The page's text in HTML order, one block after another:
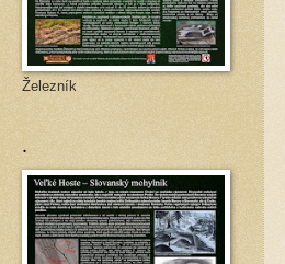
Železník
.